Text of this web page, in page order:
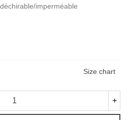
imperméable
Size chart
+